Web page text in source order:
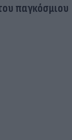
παγκόσμιου